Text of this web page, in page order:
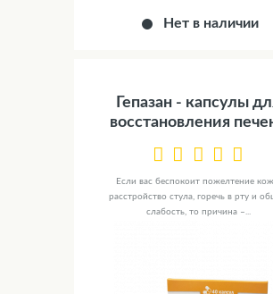
Нет в наличии
Гепазан - капсулы
восстановления
Если вас беспокоит пожелтение
расстройство стула, горечь в рту и
слабость, то причина –...